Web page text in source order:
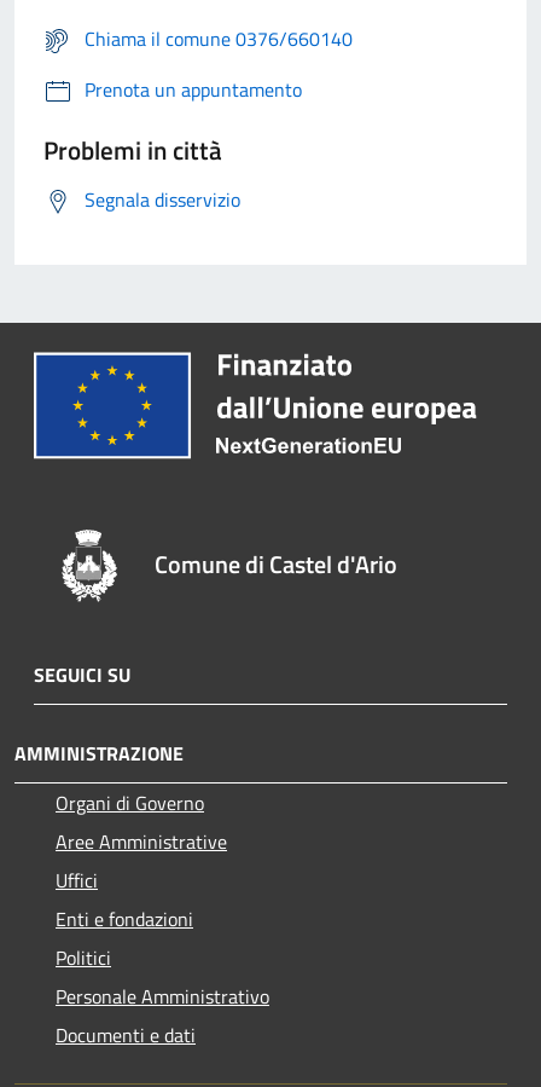
Chiama il comune 0376/660140
Prenota un appuntamento
Problemi in città
Segnala disservizio
Comune di Castel d'Ario
SEGUICI SU
AMMINISTRAZIONE
Organi di Governo
Aree Amministrative
Uffici
Enti e fondazioni
Politici
Personale Amministrativo
Documenti e dati